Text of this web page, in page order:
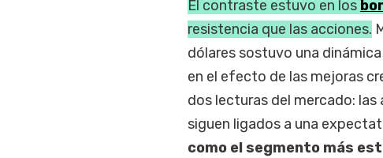
El contraste estuvo en los
resistencia que las acciones.
dólares sostuvo una
en el efecto de las mejoras
dos lecturas del mercado:
siguen ligados a una
como el segmento más